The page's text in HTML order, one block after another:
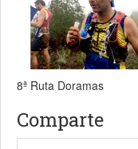
8ª Ruta Doramas
Comparte